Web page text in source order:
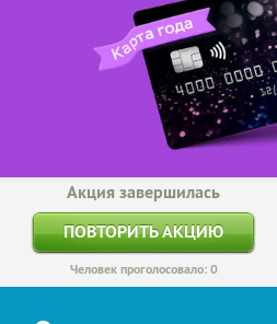
Акция завершилась
ПОВТОРИТЬ АКЦИЮ
Человек проголосовало: 0